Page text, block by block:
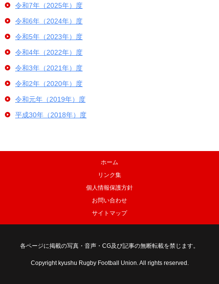
令和7年（2025年）度
令和6年（2024年）度
令和5年（2023年）度
令和4年（2022年）度
令和3年（2021年）度
令和2年（2020年）度
令和元年（2019年）度
平成30年（2018年）度
ホーム
リンク集
個人情報保護方針
お問い合わせ
サイトマップ
各ページに掲載の写真・音声・CG及び記事の無断転載を禁じます。
Copyright kyushu Rugby Football Union. All rights reserved.